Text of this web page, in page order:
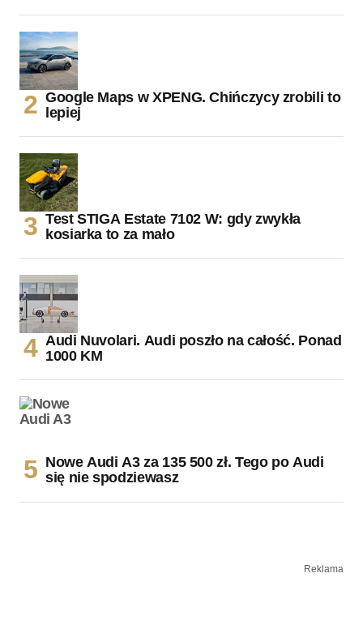
Google Maps w XPENG. Chińczycy zrobili to
lepiej
Test STIGA Estate 7102 W: gdy zwykła
kosiarka to za mało
Audi Nuvolari. Audi poszło na całość. Ponad
1000 KM
Nowe Audi A3 za 135 500 zł. Tego po Audi
się nie spodziewasz
Reklama